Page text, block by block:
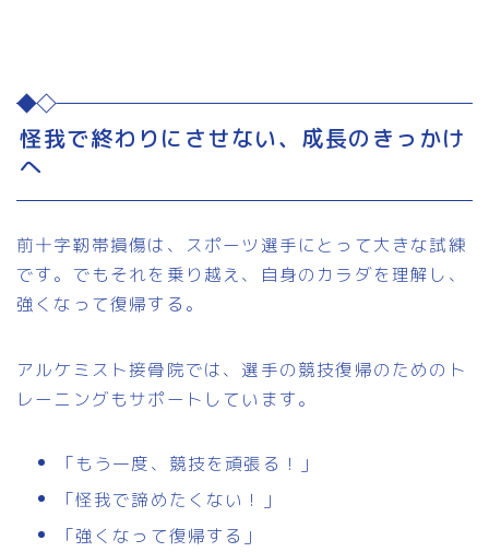
怪我で終わりにさせない、成長のきっかけ
へ
前十字靭帯損傷は、スポーツ選手にとって大きな試練
です。でもそれを乗り越え、自身のカラダを理解し、
強くなって復帰する。
アルケミスト接骨院では、選手の競技復帰のためのト
レーニングもサポートしています。
「もう一度、競技を頑張る！」
「怪我で諦めたくない！」
「強くなって復帰する」